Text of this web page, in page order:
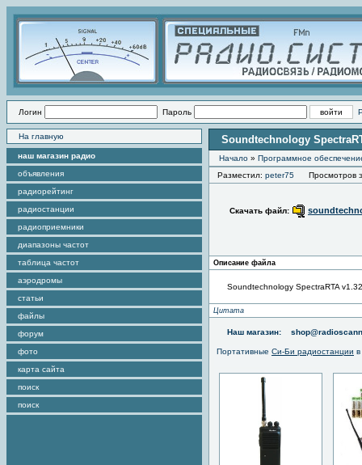
Логин Пароль
На главную
наш магазин радио
объявления
радиорейтинг
радиостанции
радиоприемники
диапазоны частот
таблица частот
аэродромы
статьи
файлы
форум
фото
карта сайта
поиск
поиск
Soundtechnology
Начало » Программное
Разместил: peter75 Просмотров
Скачать файл:
Описание файла
Soundtechnology SpectraRTA
Цитата
Наш магазин:
Портативные Си-Би радиостанции